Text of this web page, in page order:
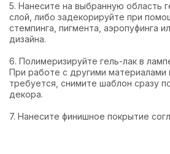
5. Нанесите на выбранную область
слой, либо задекорируйте при
стемпинга, пигмента, аэропуфинга
дизайна.
6. Полимеризируйте гель-лак в
При работе с другими материалами
требуется, снимите шаблон сразу
декора.
7. Нанесите финишное покрытие